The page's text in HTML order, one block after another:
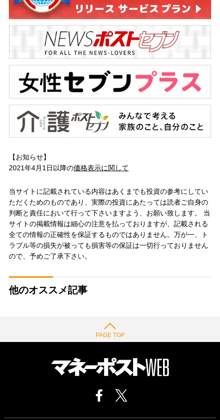
【お知らせ】
2021年4月1日以降の価格表示に関して
当サイトに記載されている内容はあくまでも投資の参考にしてい
ただくためのものであり、実際の投資にあたっては読者ご自身の
判断と責任において行って下さいますよう、お願い致します。 当
サイトの掲載情報は細心の注意を払っておりますが、記載される
全ての情報の正確性を保証するものではありません。万が一、ト
ラブル等の損失が被っても損害等の保証は一切行っておりません
ので、予めご了承下さい。
他のオススメ記事
PAGE TOP